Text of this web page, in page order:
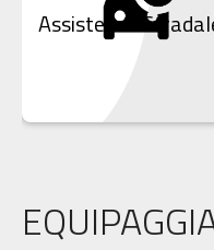
Assistenza